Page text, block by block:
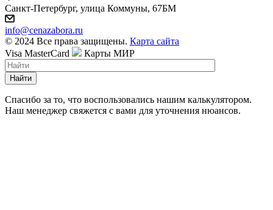
Санкт-Петербург, улица Коммуны, 67БМ
info@cenazabora.ru
© 2024 Все права защищены. Карта сайта
Visa MasterCard Карты МИР
Найти
Спасибо за то, что воспользовались нашим калькулятором.
Наш менеджер свяжется с вами для уточнения нюансов.